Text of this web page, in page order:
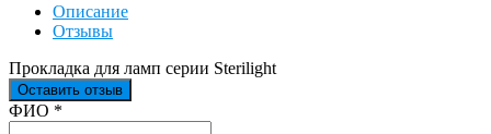
Описание
Отзывы
Прокладка для ламп серии Sterilight
Оставить отзыв
Ваш отзыв был отправлен!
ФИО *